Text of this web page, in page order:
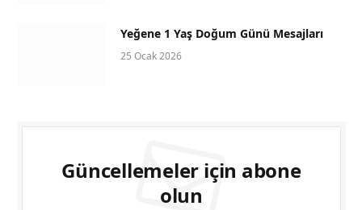
Yeğene 1 Yaş Doğum Günü Mesajları
25 Ocak 2026
Güncellemeler için abone
olun